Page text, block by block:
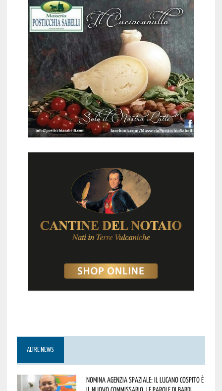
ALTRE NEWS
Nomina Agenzia Spaziale: il lucano Cospito è